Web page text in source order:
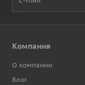
Компания
О компании
Блог